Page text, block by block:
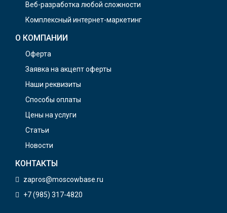
Веб-разработка любой сложности
Комплексный интернет-маркетинг
О КОМПАНИИ
Оферта
Заявка на акцепт оферты
Наши реквизиты
Способы оплаты
Цены на услуги
Статьи
Новости
КОНТАКТЫ
zapros@moscowbase.ru
+7 (985) 317-4820